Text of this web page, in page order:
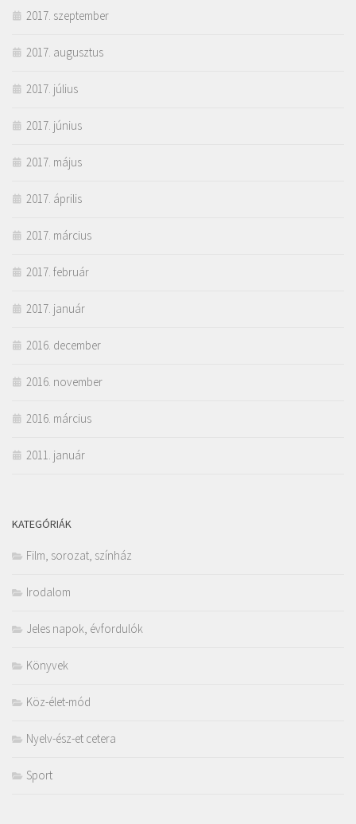
2017. szeptember
2017. augusztus
2017. július
2017. június
2017. május
2017. április
2017. március
2017. február
2017. január
2016. december
2016. november
2016. március
2011. január
KATEGÓRIÁK
Film, sorozat, színház
Irodalom
Jeles napok, évfordulók
Könyvek
Köz-élet-mód
Nyelv-ész-et cetera
Sport